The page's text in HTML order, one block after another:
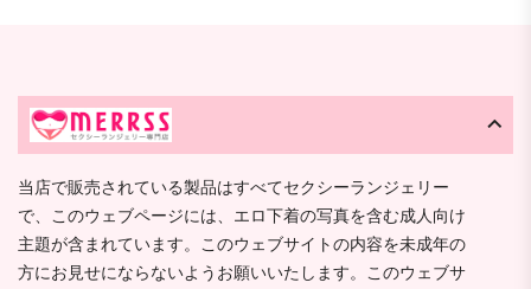
当店で販売されている製品はすべてセクシーランジェリー
で、このウェブページには、エロ下着の写真を含む成人向け
主題が含まれています。このウェブサイトの内容を未成年の
方にお見せにならないようお願いいたします。このウェブサ